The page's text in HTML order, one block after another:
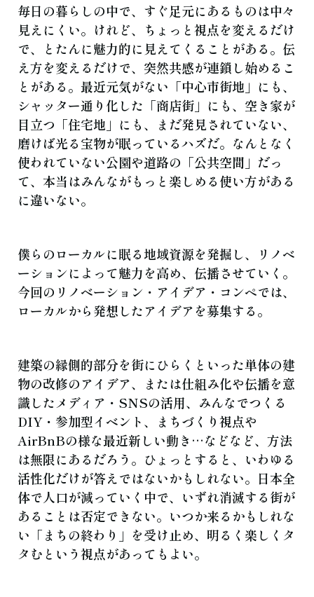
毎日の暮らしの中で、すぐ足元にあるものは中々
見えにくい。けれど、ちょっと視点を変えるだけ
で、とたんに魅力的に見えてくることがある。伝
え方を変えるだけで、突然共感が連鎖し始めるこ
とがある。最近元気がない「中心市街地」にも、
シャッター通り化した「商店街」にも、空き家が
目立つ「住宅地」にも、まだ発見されていない、
磨けば光る宝物が眠っているハズだ。なんとなく
使われていない公園や道路の「公共空間」だっ
て、本当はみんながもっと楽しめる使い方がある
に違いない。
僕らのローカルに眠る地域資源を発掘し、リノベ
ーションによって魅力を高め、伝播させていく。
今回のリノベーション・アイデア・コンペでは、
ローカルから発想したアイデアを募集する。
建築の縁側的部分を街にひらくといった単体の建
物の改修のアイデア、または仕組み化や伝播を意
識したメディア・SNSの活用、みんなでつくる
DIY・参加型イベント、まちづくり視点や
AirBnBの様な最近新しい動き…などなど、方法
は無限にあるだろう。ひょっとすると、いわゆる
活性化だけが答えではないかもしれない。日本全
体で人口が減っていく中で、いずれ消滅する街が
あることは否定できない。いつか来るかもしれな
い「まちの終わり」を受け止め、明るく楽しくタ
タむという視点があってもよい。